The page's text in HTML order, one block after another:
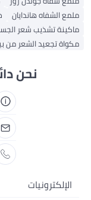
ملمع الشفاه هاندايان
ماكينة تشذيب شعر
مكواة تجعيد الشعر من
نحن
الإلكترونيات